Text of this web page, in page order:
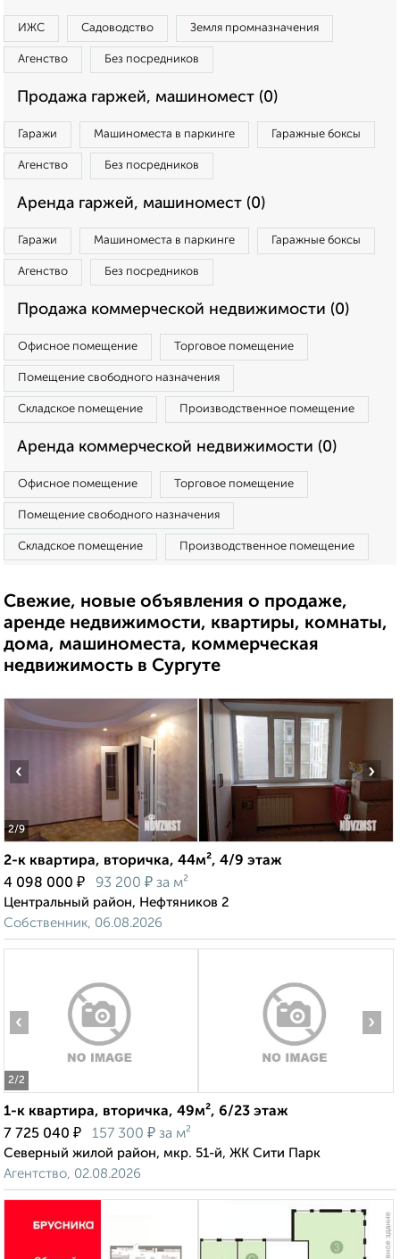
ИЖС Садоводство Земля промназначения
Агенство Без посредников
Продажа гаржей, машиномест (0)
Гаражи Машиноместа в паркинге Гаражные боксы
Агенство Без посредников
Аренда гаржей, машиномест (0)
Гаражи Машиноместа в паркинге Гаражные боксы
Агенство Без посредников
Продажа коммерческой недвижимости (0)
Офисное помещение Торговое помещение
Помещение свободного назначения
Складское помещение Производственное помещение
Аренда коммерческой недвижимости (0)
Офисное помещение Торговое помещение
Помещение свободного назначения
Складское помещение Производственное помещение
Свежие, новые объявления о продаже,
аренде недвижимости, квартиры, комнаты,
дома, машиноместа, коммерческая
недвижимость в Сургуте
2/9
‹ ›
2-к квартира, вторичка, 44м², 4/9 этаж
4 098 000 ₽ 93 200 ₽ за м²
Центральный район, Нефтяников 2
Собственник, 06.08.2026
2/2
‹ ›
1-к квартира, вторичка, 49м², 6/23 этаж
7 725 040 ₽ 157 300 ₽ за м²
Северный жилой район, мкр. 51-й, ЖК Сити Парк
Агентство, 02.08.2026